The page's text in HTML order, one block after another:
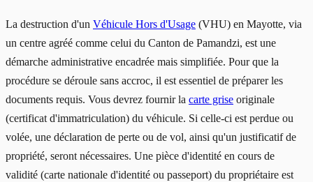
La destruction d'un Véhicule Hors d'Usage (VHU) en Mayotte, via
un centre agréé comme celui du Canton de Pamandzi, est une
démarche administrative encadrée mais simplifiée. Pour que la
procédure se déroule sans accroc, il est essentiel de préparer les
documents requis. Vous devrez fournir la carte grise originale
(certificat d'immatriculation) du véhicule. Si celle-ci est perdue ou
volée, une déclaration de perte ou de vol, ainsi qu'un justificatif de
propriété, seront nécessaires. Une pièce d'identité en cours de
validité (carte nationale d'identité ou passeport) du propriétaire est